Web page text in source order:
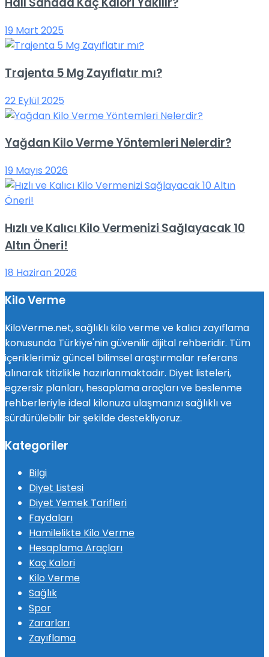
19 Mart 2025
Trajenta 5 Mg Zayıflatır mı?
22 Eylül 2025
Yağdan Kilo Verme Yöntemleri Nelerdir?
19 Mayıs 2026
Hızlı ve Kalıcı Kilo Vermenizi Sağlayacak 10
Altın Öneri!
18 Haziran 2026
Kilo Verme
KiloVerme.net, sağlıklı kilo verme ve kalıcı zayıflama
konusunda Türkiye'nin güvenilir dijital rehberidir. Tüm
içeriklerimiz güncel bilimsel araştırmalar referans
alınarak titizlikle hazırlanmaktadır. Diyet listeleri,
egzersiz planları, hesaplama araçları ve beslenme
rehberleriyle ideal kilonuza ulaşmanızı sağlıklı ve
sürdürülebilir bir şekilde destekliyoruz.
Kategoriler
Bilgi
Diyet Listesi
Diyet Yemek Tarifleri
Faydaları
Hamilelikte Kilo Verme
Hesaplama Araçları
Kaç Kalori
Kilo Verme
Sağlık
Spor
Zararları
Zayıflama